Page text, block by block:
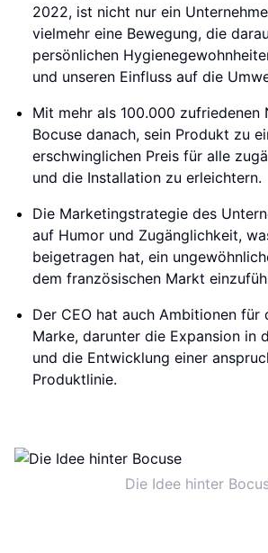
2022, ist nicht nur ein
vielmehr eine Bewegung, die
persönlichen
und unseren Einfluss auf die
Mit mehr als 100.000 zufriedenen
Bocuse danach, sein Produkt zu
erschwinglichen Preis für alle
und die Installation zu erleichtern.
Die Marketingstrategie des
auf Humor und Zugänglichkeit,
beigetragen hat, ein
dem französischen Markt
Der CEO hat auch Ambitionen für
Marke, darunter die Expansion in
und die Entwicklung einer
Produktlinie.
Die Idee hinter